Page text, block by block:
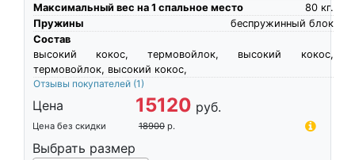
Максимальный вес на 1 спальное место
кг.
80
Пружины
беспружинный блок
Состав
высокий кокос, термовойлок, высокий кокос,
термовойлок, высокий кокос,
Отзывы покупателей (1)
Цена 15120 руб.
Цена без скидки 18900 р.
Выбрать размер